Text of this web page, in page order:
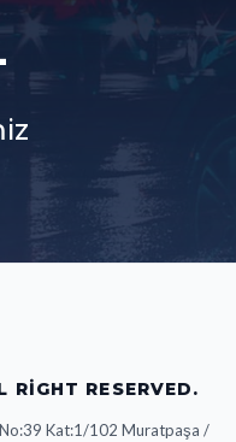
RIGHT RESERVED.
Kat:1/102 Muratpaşa /